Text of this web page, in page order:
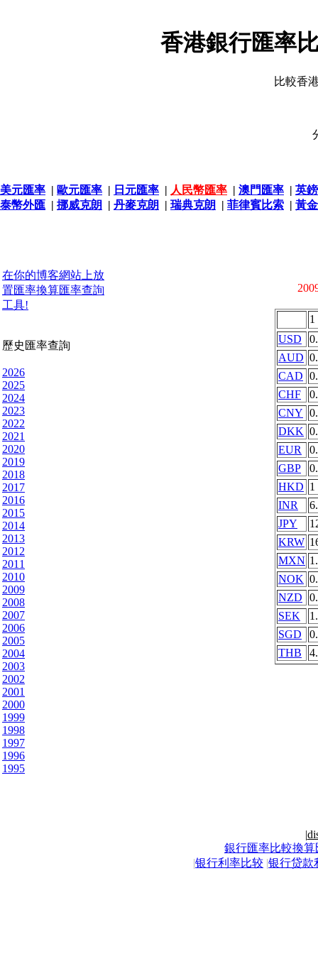
香港銀行匯率
比較香
美元匯率 | 歐元匯率 | 日元匯率 | 人民幣匯率 | 澳門匯率 | 英
泰幣外匯 | 挪威克朗 | 丹麥克朗 | 瑞典克朗 | 菲律賓比索 | 黃
在你的博客網站上放
置匯率換算匯率查詢
工具!
歷史匯率查詢
2026
2025
2024
2023
2022
2021
2020
2019
2018
2017
2016
2015
2014
2013
2012
2011
2010
2009
2008
2007
2006
2005
2004
2003
2002
2001
2000
1999
1998
1997
1996
1995
1
USD
AUD
CAD
CHF
CNY
DKK
EUR
GBP
HKD 1
INR
JPY
KRW
MXN
NOK
NZD
SEK
SGD
THB
|
銀行匯率比較換算
|银行利率比较 |银行贷款